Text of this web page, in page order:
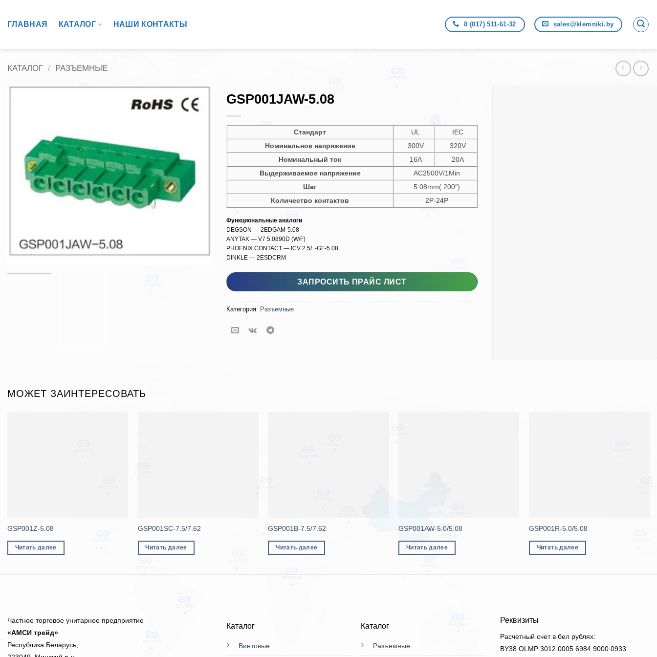
ГЛАВНАЯ КАТАЛОГ НАШИ КОНТАКТЫ 8 (017) 511-61-32 sales@klemniki.by
КАТАЛОГ / РАЗЪЕМНЫЕ
GSP001JAW-5.08
Стандарт UL
IEC
Номинальное напряжение
300V
320V
Номинальный ток
16A
20A
Выдерживаемое напряжение
AC2500V/1Min
Шаг
5.08mm(.200″)
Количество контактов
2P-24P
Функциональные аналоги
DEGSON — 2EDGAM-5.08
ANYTAK — V7 5.0890D (W/F)
PHOENIX CONTACT — ICV 2.5/..-GF-5.08
DINKLE — 2ESDCRM
Количество товара GSP001JAW-5.08
ЗАПРОСИТЬ ПРАЙС ЛИСТ
Категория: Разъемные
МОЖЕТ ЗАИНТЕРЕСОВАТЬ
GSP001Z-5.08
Читать далее
GSP001SC-7.5/7.62
Читать далее
GSP001B-7.5/7.62
Читать далее
GSP001AW-5.0/5.08
Читать далее
GSP001R-5.0/5.08
Читать далее
Частное торговое унитарное предприятие
«АМСИ трейд»
Республика Беларусь,
Каталог
Винтовые
Каталог
Разъемные
Реквизиты
Расчетный счет в бел рублях:
BY38 OLMP 3012 0005 6984 9000 0933